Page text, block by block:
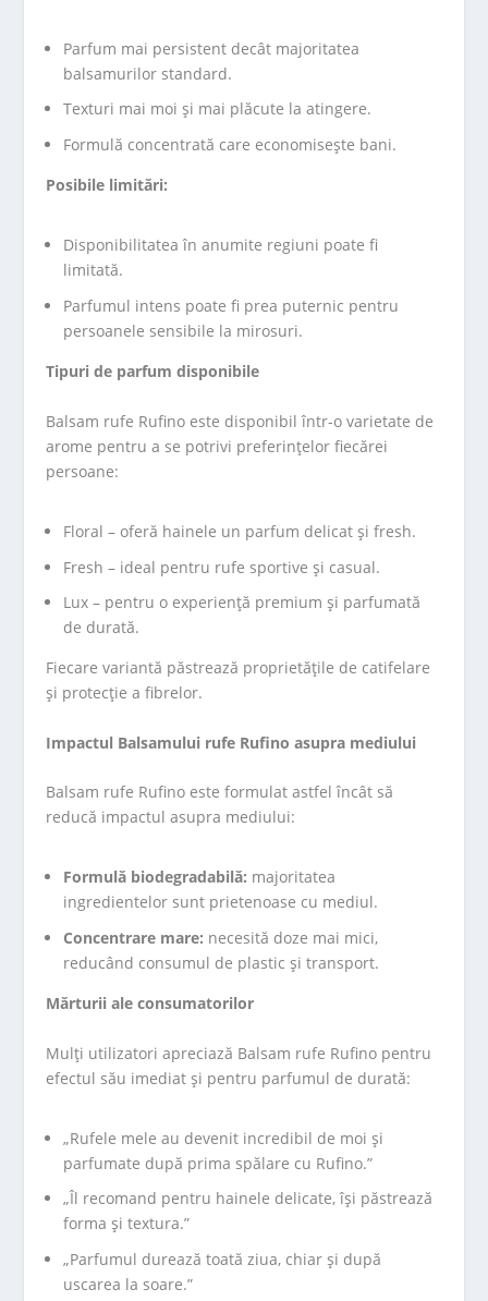
Parfum mai persistent decât majoritatea
balsamurilor standard.
Texturi mai moi și mai plăcute la atingere.
Formulă concentrată care economisește bani.
Posibile limitări:
Disponibilitatea în anumite regiuni poate fi
limitată.
Parfumul intens poate fi prea puternic pentru
persoanele sensibile la mirosuri.
Tipuri de parfum disponibile
Balsam rufe Rufino este disponibil într-o varietate de
arome pentru a se potrivi preferințelor fiecărei
persoane:
Floral – oferă hainele un parfum delicat și fresh.
Fresh – ideal pentru rufe sportive și casual.
Lux – pentru o experiență premium și parfumată
de durată.
Fiecare variantă păstrează proprietățile de catifelare
și protecție a fibrelor.
Impactul Balsamului rufe Rufino asupra mediului
Balsam rufe Rufino este formulat astfel încât să
reducă impactul asupra mediului:
Formulă biodegradabilă: majoritatea
ingredientelor sunt prietenoase cu mediul.
Concentrare mare: necesită doze mai mici,
reducând consumul de plastic și transport.
Mărturii ale consumatorilor
Mulți utilizatori apreciază Balsam rufe Rufino pentru
efectul său imediat și pentru parfumul de durată:
„Rufele mele au devenit incredibil de moi și
parfumate după prima spălare cu Rufino.”
„Îl recomand pentru hainele delicate, își păstrează
forma și textura.”
„Parfumul durează toată ziua, chiar și după
uscarea la soare.”